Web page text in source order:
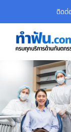
ติดต่